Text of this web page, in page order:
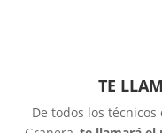
TE
De todos los